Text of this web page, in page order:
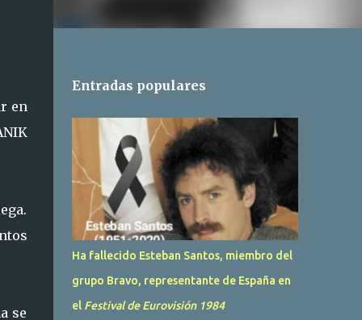
en
se
Entradas populares
Ha fallecido Esteban Santos, miembro del
grupo Bravo, representante de España en
el Festival de Eurovisión 1984